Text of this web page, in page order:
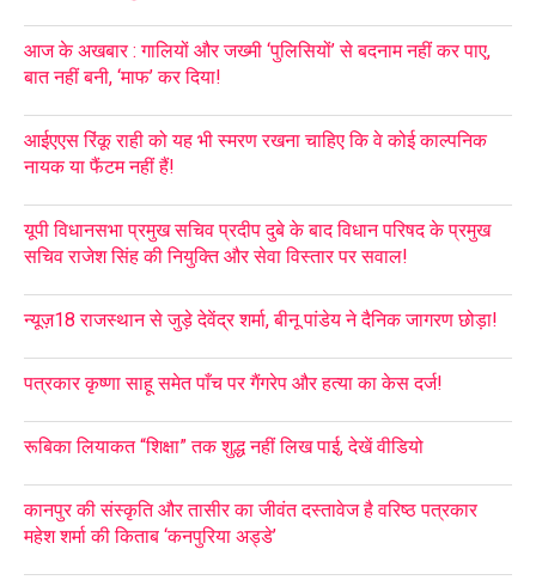
आज के अखबार : गालियों और जख्मी ‘पुलिसियों’ से बदनाम नहीं कर पाए,
बात नहीं बनी, ‘माफ’ कर दिया!
आईएएस रिंकू राही को यह भी स्मरण रखना चाहिए कि वे कोई काल्पनिक
नायक या फैंटम नहीं हैं!
यूपी विधानसभा प्रमुख सचिव प्रदीप दुबे के बाद विधान परिषद के प्रमुख
सचिव राजेश सिंह की नियुक्ति और सेवा विस्तार पर सवाल!
न्यूज़18 राजस्थान से जुड़े देवेंद्र शर्मा, बीनू पांडेय ने दैनिक जागरण छोड़ा!
पत्रकार कृष्णा साहू समेत पाँच पर गैंगरेप और हत्या का केस दर्ज!
रूबिका लियाकत “शिक्षा” तक शुद्ध नहीं लिख पाई, देखें वीडियो
कानपुर की संस्कृति और तासीर का जीवंत दस्तावेज है वरिष्ठ पत्रकार
महेश शर्मा की किताब ‘कनपुरिया अड्डे’